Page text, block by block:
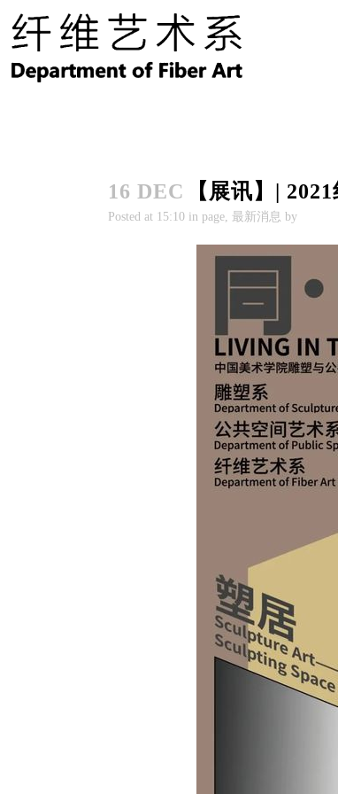

16 DEC 【展讯】|
Posted at 15:10 in page, 最新消息 by